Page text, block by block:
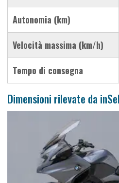
Autonomia (km)
Velocità massima (km/h)
Tempo di consegna
Dimensioni rilevate da